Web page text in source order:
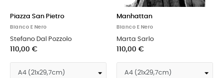
Piazza San Pietro
Bianco E Nero
Stefano Dal Pozzolo
110,00 €
Manhattan
Bianco E Nero
Marta Sarlo
110,00 €